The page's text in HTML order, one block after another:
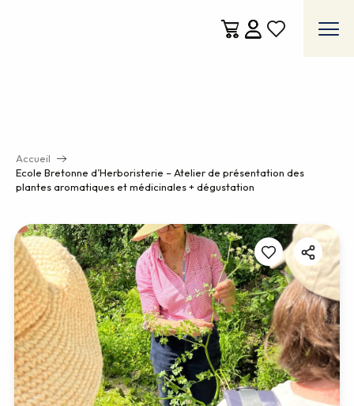
Accueil
Ecole Bretonne d’Herboristerie – Atelier de présentation des
plantes aromatiques et médicinales + dégustation